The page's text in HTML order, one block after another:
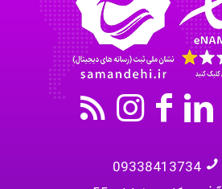
kimiya zirakpoor
09338413734